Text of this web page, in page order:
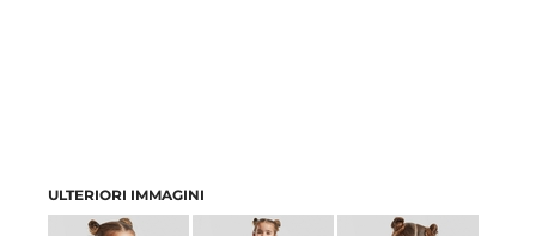
ULTERIORI IMMAGINI